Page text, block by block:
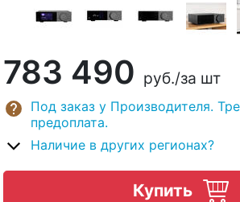
783 490 руб./за шт
Под заказ у Производителя.
предоплата.
Наличие в других регионах?
Купить